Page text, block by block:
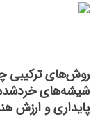
روش‌های ترکیبی
شیشه‌های خردشده
پایداری و ارزش